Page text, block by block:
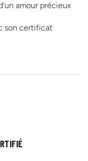
amour précieux
son certificat